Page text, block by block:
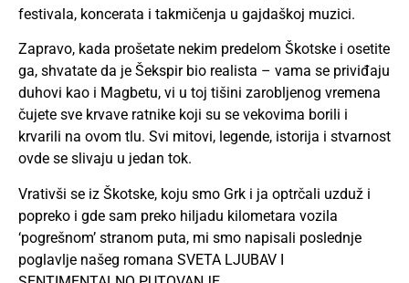
festivala, koncerata i takmičenja u gajdaškoj muzici.
Zapravo, kada prošetate nekim predelom Škotske i osetite
ga, shvatate da je Šekspir bio realista – vama se priviđaju
duhovi kao i Magbetu, vi u toj tišini zarobljenog vremena
čujete sve krvave ratnike koji su se vekovima borili i
krvarili na ovom tlu. Svi mitovi, legende, istorija i stvarnost
ovde se slivaju u jedan tok.
Vrativši se iz Škotske, koju smo Grk i ja optrčali uzduž i
popreko i gde sam preko hiljadu kilometara vozila
‘pogrešnom’ stranom puta, mi smo napisali poslednje
poglavlje našeg romana SVETA LJUBAV I